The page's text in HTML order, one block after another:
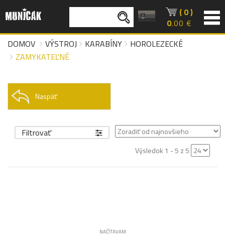
( 0 )
0.00 €
DOMOV
VÝSTROJ KARABÍNY
HOROLEZECKÉ
ZAMYKATEĽNÉ
Naspäť
Filtrovať
Výsledok 1 - 5 z 5
NAČÍTAVAM